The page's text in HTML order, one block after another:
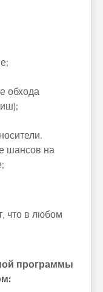
обхода
шансов на
что в любом
программы